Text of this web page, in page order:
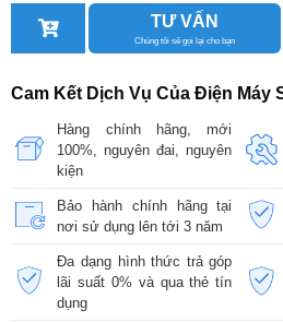
TƯ VẤN
Chúng tôi sẽ gọi lại cho bạn
Cam Kết Dịch Vụ Của Điện Máy
Hàng chính hãng, mới
100%, nguyên đai, nguyên
kiện
Bảo hành chính hãng tại
nơi sử dụng lên tới 3 năm
Đa dạng hình thức trả góp
lãi suất 0% và qua thẻ tín
dụng